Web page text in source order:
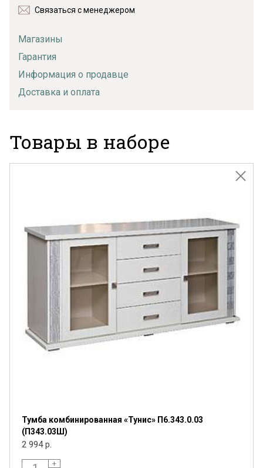
Связаться с менеджером
Магазины
Гарантия
Информация о продавце
Доставка и оплата
Товары в наборе
Тумба комбинированная «Тунис» П6.343.0.03
(П343.03Ш)
2 994 р.
+